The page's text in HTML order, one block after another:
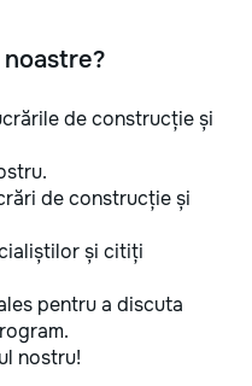
de construcție și
de construcție și
și citiți
pentru a discuta
nostru!